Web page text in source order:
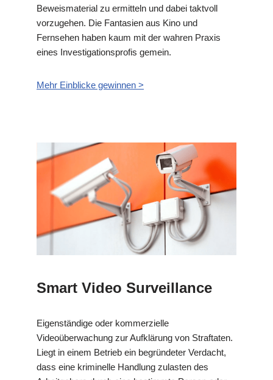
Beweismaterial zu ermitteln und dabei taktvoll
vorzugehen. Die Fantasien aus Kino und
Fernsehen haben kaum mit der wahren Praxis
eines Investigationsprofis gemein.
Mehr Einblicke gewinnen >
Smart Video Surveillance
Eigenständige oder kommerzielle
Videoüberwachung zur Aufklärung von Straftaten.
Liegt in einem Betrieb ein begründeter Verdacht,
dass eine kriminelle Handlung zulasten des